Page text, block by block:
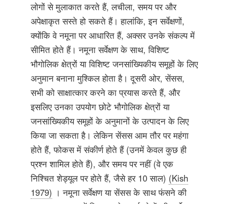
लोगों से मुलाकात करते हैं, लचीला, समय पर और
अपेक्षाकृत सस्ते हो सकते हैं। हालांकि, इन सर्वेक्षणों,
क्योंकि वे नमूना पर आधारित हैं, अक्सर उनके संकल्प में
सीमित होते हैं। नमूना सर्वेक्षण के साथ, विशिष्ट
भौगोलिक क्षेत्रों या विशिष्ट जनसांख्यिकीय समूहों के लिए
अनुमान बनाना मुश्किल होता है। दूसरी ओर, सेंसस,
सभी को साक्षात्कार करने का प्रयास करते हैं, और
इसलिए उनका उपयोग छोटे भौगोलिक क्षेत्रों या
जनसांख्यिकीय समूहों के अनुमानों के उत्पादन के लिए
किया जा सकता है। लेकिन सेंसस आम तौर पर महंगा
होते हैं, फोकस में संकीर्ण होते हैं (उनमें केवल कुछ ही
प्रश्न शामिल होते हैं), और समय पर नहीं (वे एक
निश्चित शेड्यूल पर होते हैं, जैसे हर 10 साल) (Kish
1979) । नमूना सर्वेक्षण या सेंसस के साथ फंसने की